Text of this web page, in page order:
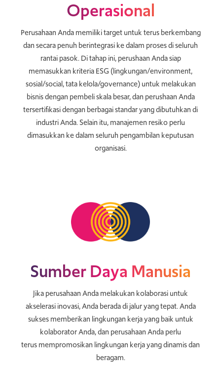
Operasional
Perusahaan Anda memiliki target untuk terus berkembang
dan secara penuh berintegrasi ke dalam proses di seluruh
rantai pasok. Di tahap ini, perushaan Anda siap
memasukkan kriteria ESG (lingkungan/environment,
sosial/social, tata kelola/governance) untuk melakukan
bisnis dengan pembeli skala besar, dan perushaan Anda
tersertifikasi dengan berbagai standar yang dibutuhkan di
industri Anda. Selain itu, manajemen resiko perlu
dimasukkan ke dalam seluruh pengambilan keputusan
organisasi.
Sumber Daya Manusia
Jika perusahaan Anda melakukan kolaborasi untuk
akselerasi inovasi, Anda berada di jalur yang tepat. Anda
sukses memberikan lingkungan kerja yang baik untuk
kolaborator Anda, dan perusahaan Anda perlu
terus mempromosikan lingkungan kerja yang dinamis dan
beragam.